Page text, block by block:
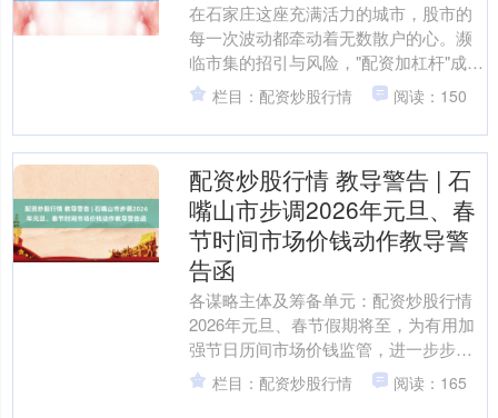
在石家庄这座充满活力的城市，股市的
每一次波动都牵动着无数散户的心。濒
临市集的招引与风险，"配资加杠杆"成为
部分投资者试图放大收益的遴荐。相关
词，杠杆如兼并把双刃....
栏目：配资炒股行情 阅读：150
配资炒股行情 教导警告 | 石
嘴山市步调2026年元旦、春
节时间市场价钱动作教导警
告函
各谋略主体及筹备单元：配资炒股行情
2026年元旦、春节假期将至，为有用加
强节日历间市场价钱监管，进一步步调
市场价钱顺序，营造公正、透明、健康
的消耗环境，石嘴山....
栏目：配资炒股行情 阅读：165